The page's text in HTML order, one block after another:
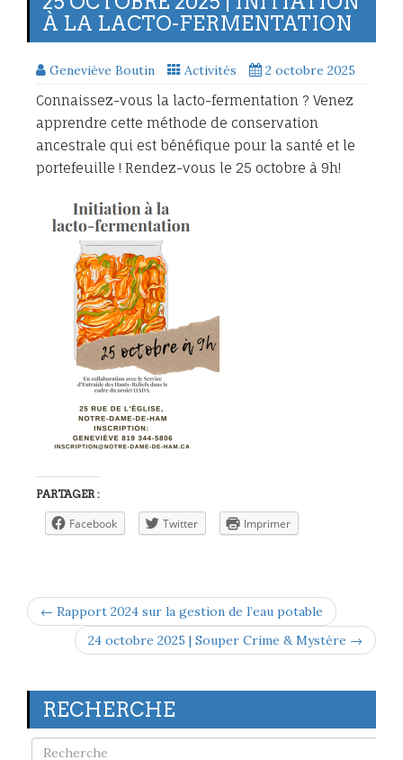
À LA LACTO-FERMENTATION
Geneviève Boutin Activités 2 octobre 2025
Connaissez-vous la lacto-fermentation ? Venez
apprendre cette méthode de conservation
ancestrale qui est bénéfique pour la santé et le
portefeuille ! Rendez-vous le 25 octobre à 9h!
PARTAGER :
Facebook Twitter Imprimer
← Rapport 2024 sur la gestion de l’eau potable
24 octobre 2025 | Souper Crime & Mystère →
RECHERCHE